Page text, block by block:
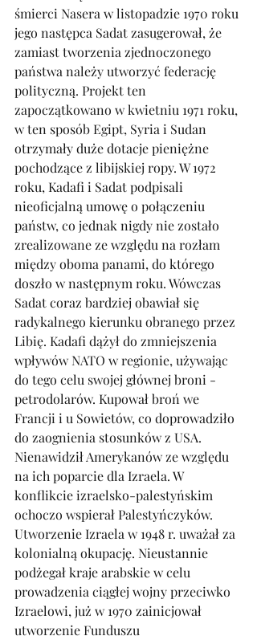
śmierci Nasera w listopadzie 1970 roku
jego następca Sadat zasugerował, że
zamiast tworzenia zjednoczonego
państwa należy utworzyć federację
polityczną. Projekt ten
zapoczątkowano w kwietniu 1971 roku,
w ten sposób Egipt, Syria i Sudan
otrzymały duże dotacje pieniężne
pochodzące z libijskiej ropy. W 1972
roku, Kadafi i Sadat podpisali
nieoficjalną umowę o połączeniu
państw, co jednak nigdy nie zostało
zrealizowane ze względu na rozłam
między oboma panami, do którego
doszło w następnym roku. Wówczas
Sadat coraz bardziej obawiał się
radykalnego kierunku obranego przez
Libię. Kadafi dążył do zmniejszenia
wpływów NATO w regionie, używając
do tego celu swojej głównej broni -
petrodolarów. Kupował broń we
Francji i u Sowietów, co doprowadziło
do zaognienia stosunków z USA.
Nienawidził Amerykanów ze względu
na ich poparcie dla Izraela. W
konflikcie izraelsko-palestyńskim
ochoczo wspierał Palestyńczyków.
Utworzenie Izraela w 1948 r. uważał za
kolonialną okupację. Nieustannie
podżegał kraje arabskie w celu
prowadzenia ciągłej wojny przeciwko
Izraelowi, już w 1970 zainicjował
utworzenie Funduszu